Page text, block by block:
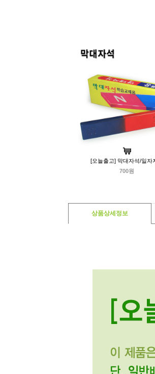
[오늘출고] 막대자석/일자
700원
상품상세정보